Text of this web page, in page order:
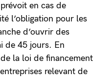
en cas de
l’obligation pour les
d’ouvrir des
de 45 jours. En
la loi de financement
relevant de